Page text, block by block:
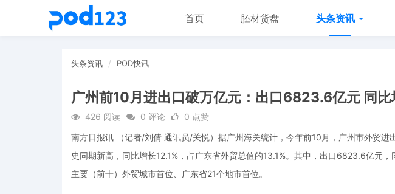
首页 胚材货盘 头条资讯
头条资讯 POD快讯
广州前10月进出口破万亿元：出口6823.6亿元 同
426 阅读 0 评论 0 点赞
南方日报讯 （记者/刘倩 通讯员/关悦）据广州海关统计，今年前10月，广州市外贸进
史同期新高，同比增长12.1%，占广东省外贸总值的13.1%。其中，出口6823.6亿元
主要（前十）外贸城市首位、广东省21个地市首位。